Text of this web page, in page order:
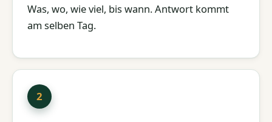
Was, wo, wie viel, bis wann. Antwort kommt
am selben Tag.